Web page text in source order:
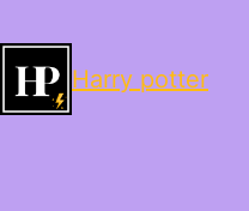
Harry potter